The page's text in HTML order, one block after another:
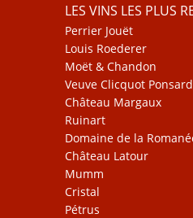
LES VINS LES PLUS
Perrier Jouët
Louis Roederer
Moët & Chandon
Veuve Clicquot
Château Margaux
Ruinart
Domaine de la
Château Latour
Mumm
Cristal
Pétrus